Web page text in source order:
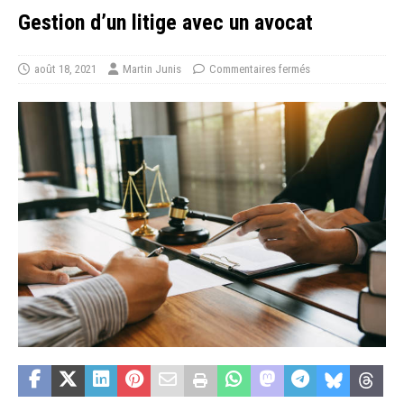
Gestion d’un litige avec un avocat
août 18, 2021 Martin Junis Commentaires fermés